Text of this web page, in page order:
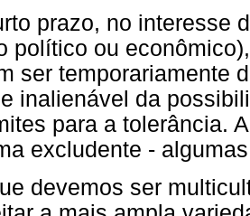
prazo, no interesse
político ou
ser temporariamente
inalienável da
para a tolerância.
excludente -
devemos ser